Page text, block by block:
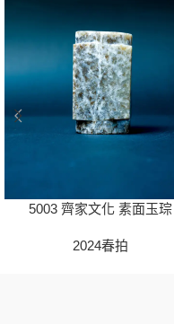
5003 齊家文化 素面玉琮
2024春拍